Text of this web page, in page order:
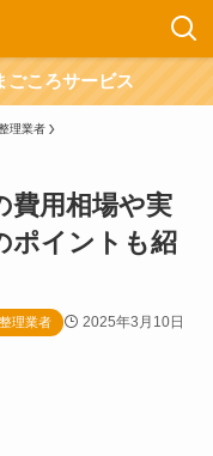
ごころサービス
理業者
費用相場や実
ポイントも紹
理業者
2025年3月10日